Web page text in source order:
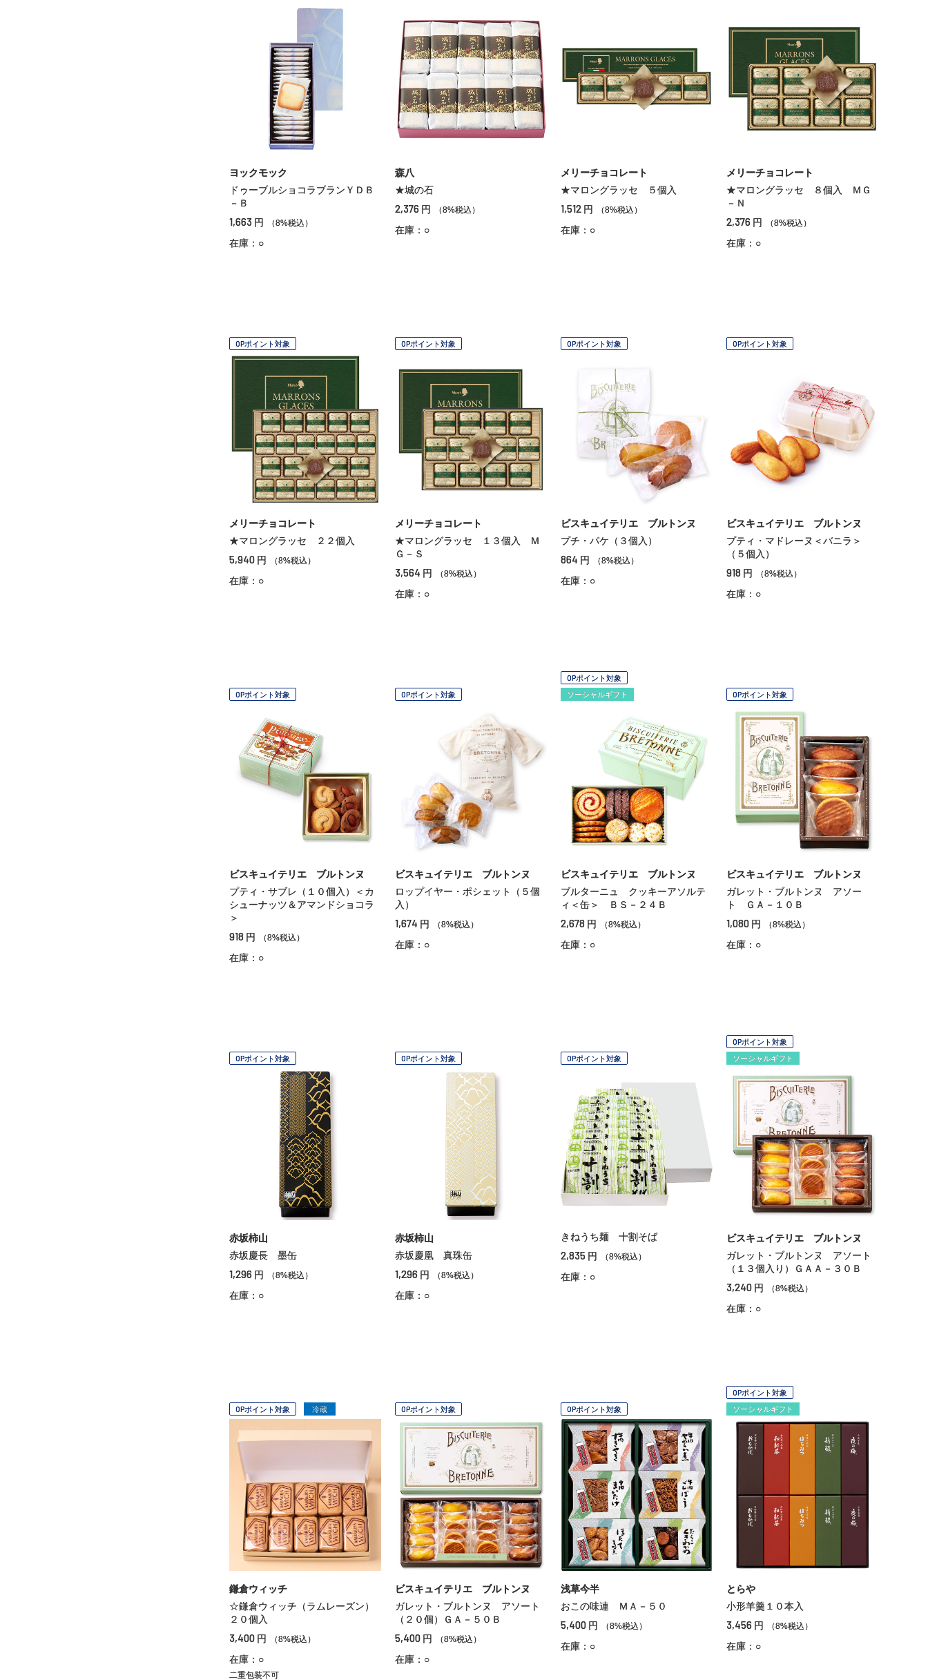
ヨックモック
ドゥーブルショコラブランＹＤＢ
－Ｂ
1,663 円 （8%税込）
在庫：○
森八
★城の石
2,376 円 （8%税込）
在庫：○
メリーチョコレート
★マロングラッセ ５個入
1,512 円 （8%税込）
在庫：○
メリーチョコレート
★マロングラッセ ８個入 ＭＧ
－Ｎ
2,376 円 （8%税込）
在庫：○
OPポイント対象
メリーチョコレート
★マロングラッセ ２２個入
5,940 円 （8%税込）
在庫：○
OPポイント対象
メリーチョコレート
★マロングラッセ １３個入 Ｍ
Ｇ－Ｓ
3,564 円 （8%税込）
在庫：○
OPポイント対象
ビスキュイテリエ ブルトンヌ
プチ・パケ（３個入）
864 円 （8%税込）
在庫：○
OPポイント対象
ビスキュイテリエ ブルトンヌ
プティ・マドレーヌ＜バニラ＞
（５個入）
918 円 （8%税込）
在庫：○
OPポイント対象
ビスキュイテリエ ブルトンヌ
プティ・サブレ（１０個入）＜カ
シューナッツ＆アマンドショコラ
＞
918 円 （8%税込）
在庫：○
OPポイント対象
ビスキュイテリエ ブルトンヌ
ロップイヤー・ポシェット（５個
入）
1,674 円 （8%税込）
在庫：○
OPポイント対象
ソーシャルギフト
ビスキュイテリエ ブルトンヌ
ブルターニュ クッキーアソルテ
ィ＜缶＞ ＢＳ－２４Ｂ
2,678 円 （8%税込）
在庫：○
OPポイント対象
ビスキュイテリエ ブルトンヌ
ガレット・ブルトンヌ アソー
ト ＧＡ－１０Ｂ
1,080 円 （8%税込）
在庫：○
OPポイント対象
赤坂柿山
赤坂慶長 墨缶
1,296 円 （8%税込）
在庫：○
OPポイント対象
赤坂柿山
赤坂慶凰 真珠缶
1,296 円 （8%税込）
在庫：○
OPポイント対象
きねうち麺 十割そば
2,835 円 （8%税込）
在庫：○
OPポイント対象
ソーシャルギフト
ビスキュイテリエ ブルトンヌ
ガレット・ブルトンヌ アソート
（１３個入り）ＧＡＡ－３０Ｂ
3,240 円 （8%税込）
在庫：○
OPポイント対象 冷蔵
鎌倉ウィッチ
☆鎌倉ウィッチ（ラムレーズン）
２０個入
3,400 円 （8%税込）
在庫：○
二重包装不可
OPポイント対象
ビスキュイテリエ ブルトンヌ
ガレット・ブルトンヌ アソート
（２０個）ＧＡ－５０Ｂ
5,400 円 （8%税込）
在庫：○
OPポイント対象
浅草今半
おこの味連 ＭＡ－５０
5,400 円 （8%税込）
在庫：○
OPポイント対象
ソーシャルギフト
とらや
小形羊羹１０本入
3,456 円 （8%税込）
在庫：○